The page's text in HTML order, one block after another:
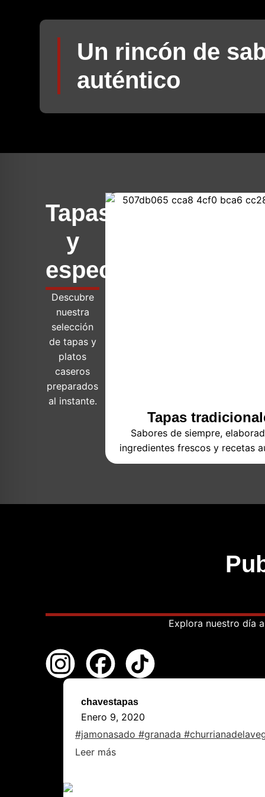
Un rincón de
auténtico
Tapas
y
especialidades
Descubre
nuestra
selección
de tapas y
platos
caseros
preparados
al instante.
Tapas
Sabores de siempre,
ingredientes frescos y recetas
Explora nuestro día
chavestapas
Enero 9, 2020
#jamonasado #granada
Leer más